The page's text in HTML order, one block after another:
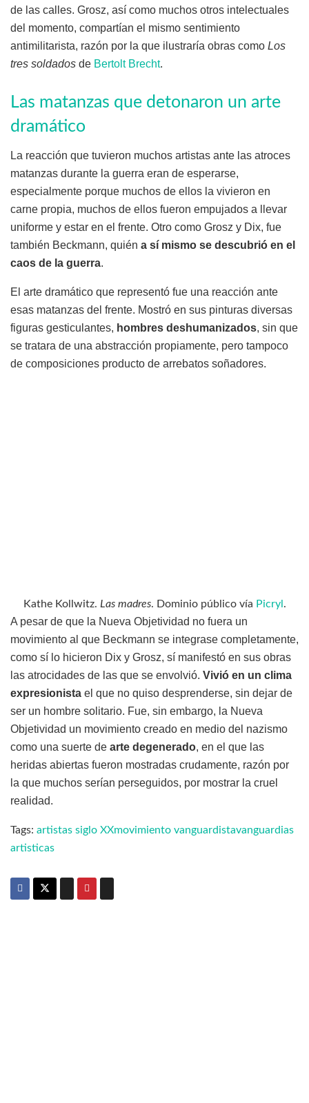
de las calles. Grosz, así como muchos otros intelectuales
del momento, compartían el mismo sentimiento
antimilitarista, razón por la que ilustraría obras como Los
tres soldados de Bertolt Brecht.
Las matanzas que detonaron un arte
dramático
La reacción que tuvieron muchos artistas ante las atroces
matanzas durante la guerra eran de esperarse,
especialmente porque muchos de ellos la vivieron en
carne propia, muchos de ellos fueron empujados a llevar
uniforme y estar en el frente. Otro como Grosz y Dix, fue
también Beckmann, quién a sí mismo se descubrió en el
caos de la guerra.
El arte dramático que representó fue una reacción ante
esas matanzas del frente. Mostró en sus pinturas diversas
figuras gesticulantes, hombres deshumanizados, sin que
se tratara de una abstracción propiamente, pero tampoco
de composiciones producto de arrebatos soñadores.
Kathe Kollwitz. Las madres. Dominio público vía Picryl .
A pesar de que la Nueva Objetividad no fuera un
movimiento al que Beckmann se integrase completamente,
como sí lo hicieron Dix y Grosz, sí manifestó en sus obras
las atrocidades de las que se envolvió. Vivió en un clima
expresionista el que no quiso desprenderse, sin dejar de
ser un hombre solitario. Fue, sin embargo, la Nueva
Objetividad un movimiento creado en medio del nazismo
como una suerte de arte degenerado, en el que las
heridas abiertas fueron mostradas crudamente, razón por
la que muchos serían perseguidos, por mostrar la cruel
realidad.
Tags: artistas siglo XXmovimiento vanguardistavanguardias
artisticas